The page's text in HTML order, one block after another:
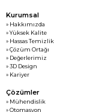
Kurumsal
» Hakkımızda
» Yüksek Kalite
» Hassas Temizlik
» Çözüm Ortağı
» Değerlerimiz
» 3D Design
» Kariyer
Çözümler
» Mühendislik
» Otomasyon